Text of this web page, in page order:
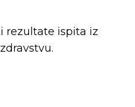
rezultate ispita iz